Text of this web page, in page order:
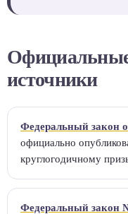
источники
Федеральный закон
официально
круглогодичному
Федеральный закон